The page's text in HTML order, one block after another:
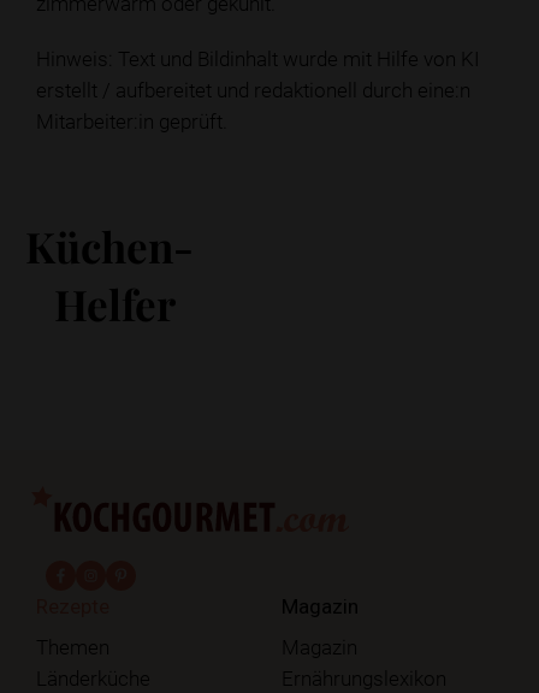
Hinweis: Text und Bildinhalt wurde mit Hilfe von KI
erstellt / aufbereitet und redaktionell durch eine:n
Mitarbeiter:in geprüft.
Küchen-
Helfer
Themen
Länderküche
Magazin
Magazin
Ernährungslexikon